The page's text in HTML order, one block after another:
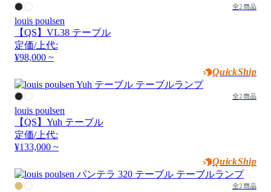
全2商品
louis poulsen
【QS】VL38 テーブル
定価/上代:
¥98,000 ~
QuickShip
全2商品
louis poulsen
【QS】Yuh テーブル
定価/上代:
¥133,000 ~
QuickShip
全2商品